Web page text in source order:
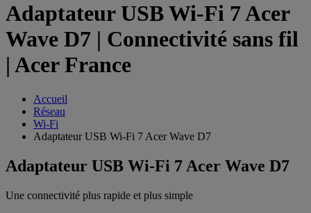
Adaptateur USB Wi-Fi 7 Acer
Wave D7 | Connectivité sans fil
| Acer France
Accueil
Réseau
Wi-Fi
Adaptateur USB Wi-Fi 7 Acer Wave D7
Adaptateur USB Wi-Fi 7 Acer Wave D7
Une connectivité plus rapide et plus simple